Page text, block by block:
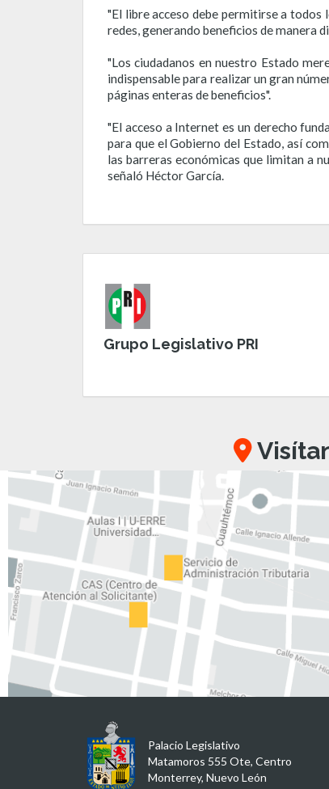
"El libre acceso debe permitirse a todos
redes, generando beneficios de manera
"Los ciudadanos en nuestro Estado
indispensable para realizar un gran
páginas enteras de beneficios".
"El acceso a Internet es un derecho
para que el Gobierno del Estado, así
las barreras económicas que limitan a
señaló Héctor García.
Grupo Legislativo PRI
Palacio Legislativo
Matamoros 555 Ote, Centro
Monterrey, Nuevo León